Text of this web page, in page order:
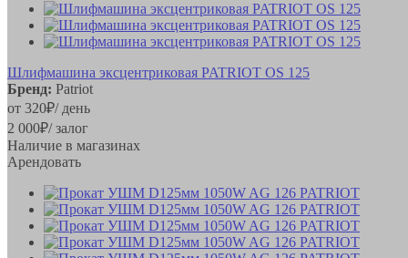
Шлифмашина эксцентриковая PATRIOT OS 125
Бренд: Patriot
от 320₽/ день
2 000₽/ залог
Наличие в магазинах
Арендовать